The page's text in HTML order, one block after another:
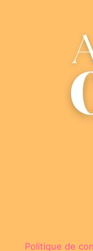
Politique de